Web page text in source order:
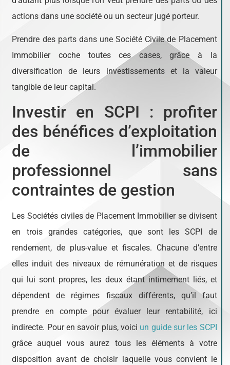
actions dans une société ou un secteur jugé porteur.
Prendre des parts dans une Société Civile de Placement
Immobilier coche toutes ces cases, grâce à la
diversification de leurs investissements et la valeur
tangible de leur capital.
Investir en SCPI : profiter
des bénéfices d’exploitation
de l’immobilier
professionnel sans
contraintes de gestion
Les Sociétés civiles de Placement Immobilier se divisent
en trois grandes catégories, que sont les SCPI de
rendement, de plus-value et fiscales. Chacune d’entre
elles induit des niveaux de rémunération et de risques
qui lui sont propres, les deux étant intimement liés, et
dépendent de régimes fiscaux différents, qu’il faut
prendre en compte pour évaluer leur rentabilité, ici
indirecte. Pour en savoir plus, voici un guide sur les SCPI
grâce auquel vous aurez tous les éléments à votre
disposition avant de choisir laquelle vous convient le